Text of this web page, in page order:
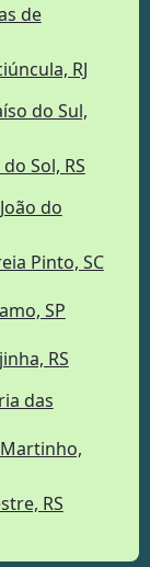
de
RJ
do Sul,
Sol, RS
do
Pinto, SC
SP
RS
das
RS